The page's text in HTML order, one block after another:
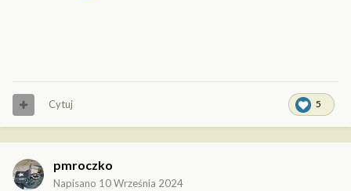
5
Cytuj
pmroczko
Napisano 10 Września 2024